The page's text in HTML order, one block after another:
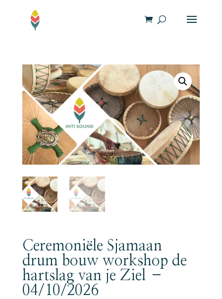
Ceremoniële Sjamaan
drum bouw workshop de
hartslag van je Ziel –
04/10/2026